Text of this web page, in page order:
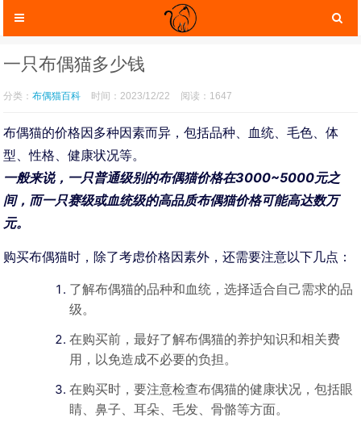
咪服装 猫咪玩具
一只布偶猫多少钱
分类：布偶猫百科 时间：2023/12/22 阅读：1647
布偶猫的价格因多种因素而异，包括品种、血统、毛色、体
型、性格、健康状况等。
一般来说，一只普通级别的布偶猫价格在3000~5000元之
间，而一只赛级或血统级的高品质布偶猫价格可能高达数万
元。
购买布偶猫时，除了考虑价格因素外，还需要注意以下几点：
了解布偶猫的品种和血统，选择适合自己需求的品
级。
在购买前，最好了解布偶猫的养护知识和相关费
用，以免造成不必要的负担。
在购买时，要注意检查布偶猫的健康状况，包括眼
睛、鼻子、耳朵、毛发、骨骼等方面。